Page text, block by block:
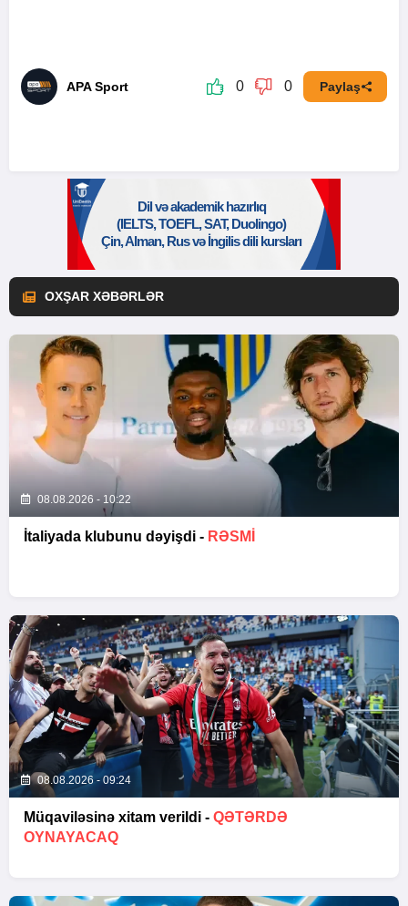
APA Sport 0 0 Paylaş
OXŞAR XƏBƏRLƏR
08.08.2026 - 10:22
İtaliyada klubunu dəyişdi - RƏSMİ
08.08.2026 - 09:24
Müqaviləsinə xitam verildi - QƏTƏRDƏ
OYNAYACAQ